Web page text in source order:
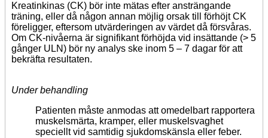
Kreatinkinas (CK) bör inte mätas efter ansträngande
träning, eller då någon annan möjlig orsak till förhöjt CK
föreligger, eftersom utvärderingen av värdet då försvåras.
Om CK-nivåerna är signifikant förhöjda vid insättande (> 5
gånger ULN) bör ny analys ske inom 5 – 7 dagar för att
bekräfta resultaten.
Under behandling
Patienten måste anmodas att omedelbart rapportera
muskelsmärta, kramper, eller muskelsvaghet
speciellt vid samtidig sjukdomskänsla eller feber.